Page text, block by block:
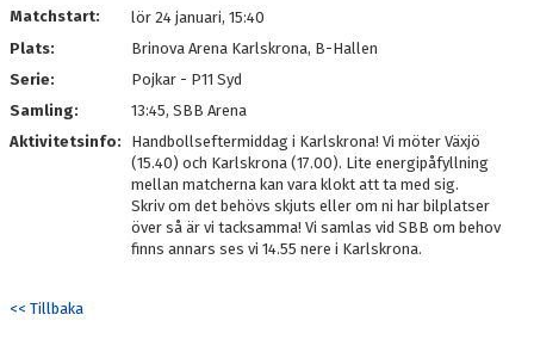
LIVESCORE
KLUBBSHOP
#KALMARHKSTÄLLERUPP
Matchstart:
lör 24 januari, 15:40
Plats:
Brinova Arena Karlskrona, B-Hallen
Serie:
Pojkar - P11 Syd
Samling:
13:45, SBB Arena
Aktivitetsinfo:
Handbollseftermiddag i Karlskrona! Vi möter Växjö
(15.40) och Karlskrona (17.00). Lite energipåfyllning
mellan matcherna kan vara klokt att ta med sig.
Skriv om det behövs skjuts eller om ni har bilplatser
över så är vi tacksamma! Vi samlas vid SBB om behov
finns annars ses vi 14.55 nere i Karlskrona.
<< Tillbaka